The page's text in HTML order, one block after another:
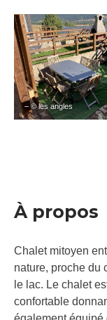
– © les angles
À propos
Chalet mitoyen
nature, proche du
le lac. Le chalet
confortable